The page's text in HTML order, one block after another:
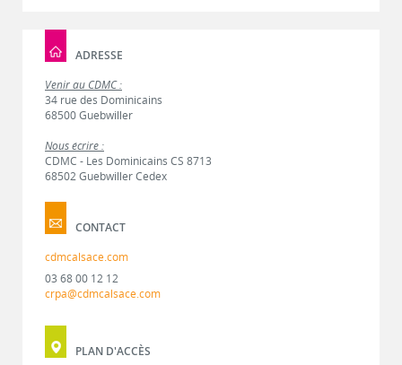
ADRESSE
Venir au CDMC :
34 rue des Dominicains
68500 Guebwiller
Nous écrire :
CDMC - Les Dominicains CS 8713
68502 Guebwiller Cedex
CONTACT
cdmcalsace.com
03 68 00 12 12
crpa@cdmcalsace.com
PLAN D'ACCÈS